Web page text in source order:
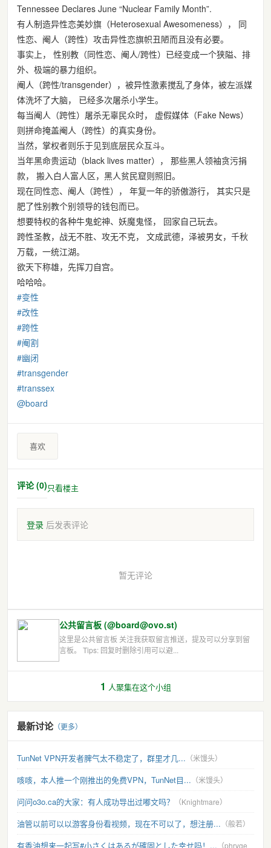
Tennessee Declares June “Nuclear Family Month”.
有人制造异性恋美妙旗（Heterosexual Awesomeness）， 同
性恋、阉人（跨性）攻击异性恋旗帜丑陋而且没有必要。
事实上， 性别教（同性恋、阉人/跨性）已经变成一个狭隘、排
外、极端的暴力组织。
阉人（跨性/transgender），被异性激素搅乱了身体，被左派媒
体洗坏了大脑， 已经多次屠杀小学生。
每当阉人（跨性）屠杀无辜民众时， 虚假媒体（Fake News）
则拼命掩盖阉人（跨性）的真实身份。
当然，掌权者则乐于见到底层民众互斗。
当年黑命贵运动（black lives matter）， 那些黑人领袖贪污捐
款， 搬入白人富人区，黑人贫民窟则照旧。
现在同性恋、阉人（跨性）， 年复一年的骄傲游行， 其实只是
肥了性别教个别领导的钱包而已。
想要特权的各种牛鬼蛇神、妖魔鬼怪， 回家自己玩去。
跨性圣教，战无不胜、攻无不克， 文成武德，泽被男女，千秋
万载，一统江湖。
欲天下称雄，先挥刀自宫。
哈哈哈。
#变性
#改性
#跨性
#阉割
#幽闭
#transgender
#transsex
@board
喜欢
评论 (0)只看楼主
登录 后发表评论
暂无评论
公共留言板 (@board@ovo.st)
这里是公共留言板 关注我获取留言推送，提及可以分享到留
言板。 Tips: 回复时删除引用可以避...
1 人聚集在这个小组
最新讨论（更多）
TunNet VPN开发者脾气太不稳定了，群里才几... （米馒头）
咳咳，本人推一个刚推出的免费VPN，TunNet目... （米馒头）
问问o3o.ca的大家：有人成功导出过嘟文吗？ （Knightmare）
油管以前可以以游客身份看视频，现在不可以了，想注册... （般若）
有香油想来一起写#小さくはあるが確固とした幸せ吗！... （phryge